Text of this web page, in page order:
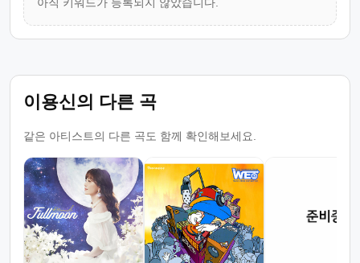
이용신의 다른 곡
같은 아티스트의 다른 곡도 함께 확인해보세요.